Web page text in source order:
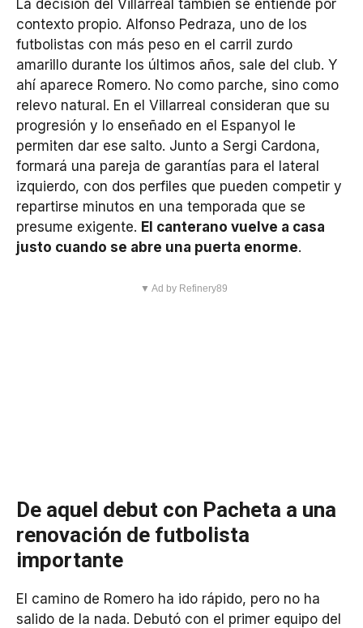
La decisión del Villarreal también se entiende por
contexto propio. Alfonso Pedraza, uno de los
futbolistas con más peso en el carril zurdo
amarillo durante los últimos años, sale del club. Y
ahí aparece Romero. No como parche, sino como
relevo natural. En el Villarreal consideran que su
progresión y lo enseñado en el Espanyol le
permiten dar ese salto. Junto a Sergi Cardona,
formará una pareja de garantías para el lateral
izquierdo, con dos perfiles que pueden competir y
repartirse minutos en una temporada que se
presume exigente. El canterano vuelve a casa
justo cuando se abre una puerta enorme.
▼ Ad by Refinery89
De aquel debut con Pacheta a una
renovación de futbolista
importante
El camino de Romero ha ido rápido, pero no ha
salido de la nada. Debutó con el primer equipo del